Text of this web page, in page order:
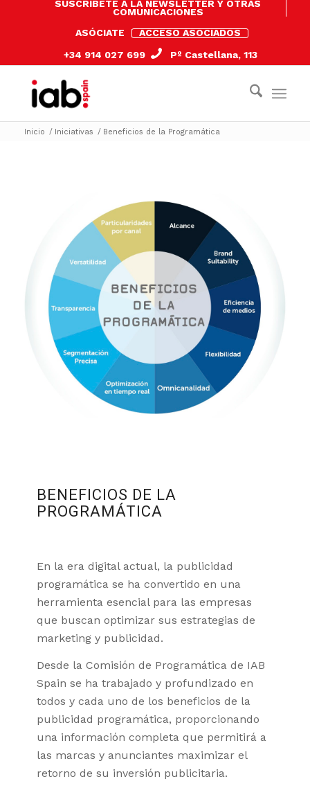
SUSCRÍBETE A LA NEWSLETTER Y OTRAS
COMUNICACIONES
ASÓCIATE
ACCESO ASOCIADOS
+34 914 027 699
Pº Castellana, 113
Inicio / Iniciativas / Beneficios de la Programática
10
BENEFICIOS DE LA
PROGRAMÁTICA
En la era digital actual, la publicidad
programática se ha convertido en una
herramienta esencial para las empresas
que buscan optimizar sus estrategias de
marketing y publicidad.
Desde la Comisión de Programática de IAB
Spain se ha trabajado y profundizado en
todos y cada uno de los beneficios de la
publicidad programática, proporcionando
una información completa que permitirá a
las marcas y anunciantes maximizar el
retorno de su inversión publicitaria.